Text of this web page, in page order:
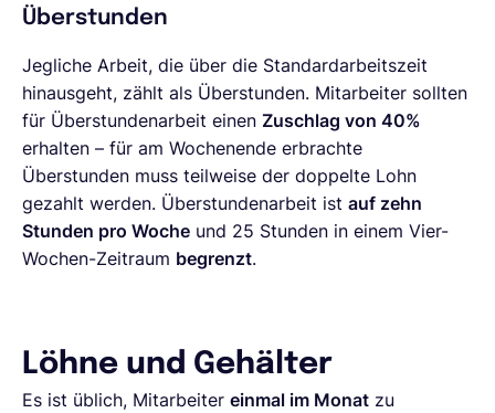
Überstunden
Jegliche Arbeit, die über die Standardarbeitszeit
hinausgeht, zählt als Überstunden. Mitarbeiter sollten
für Überstundenarbeit einen Zuschlag von 40%
erhalten – für am Wochenende erbrachte
Überstunden muss teilweise der doppelte Lohn
gezahlt werden. Überstundenarbeit ist auf zehn
Stunden pro Woche und 25 Stunden in einem Vier-
Wochen-Zeitraum begrenzt.
Löhne und Gehälter
Es ist üblich, Mitarbeiter einmal im Monat zu